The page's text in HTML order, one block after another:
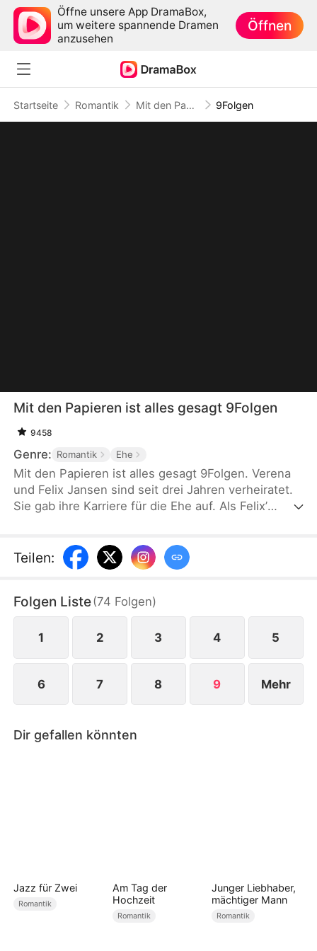
Öffne unsere App DramaBox,
um weitere spannende Dramen
anzusehen
Öffnen
Startseite Romantik Mit den Papieren ist alles gesagt 9Folgen
Mit den Papieren ist alles gesagt 9Folgen
9458
Genre: Romantik Ehe
Mit den Papieren ist alles gesagt 9Folgen. Verena
und Felix Jansen sind seit drei Jahren verheiratet.
Sie gab ihre Karriere für die Ehe auf. Als Felix’
Abendessen spürt Verena die abwertenden Blicke
der Freunde. Schließlich beschließt sie, ihre
entschlossen in die Kanzlei zurück.
Teilen:
Folgen Liste(74 Folgen)
1 2 3 4 5
6 7 8 9 Mehr
Dir gefallen könnten
Jazz für Zwei
Romantik
Am Tag der
Hochzeit
Romantik
Junger Liebhaber,
mächtiger Mann
Romantik